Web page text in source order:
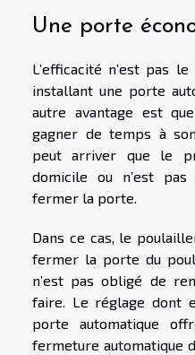
Une porte
L’efficacité n’est pas
installant une porte
autre avantage est
gagner de temps à
peut arriver que le
domicile ou n’est
fermer la porte.
Dans ce cas, le
fermer la porte du
n’est pas obligé de
faire. Le réglage dont
porte automatique
fermeture automatique